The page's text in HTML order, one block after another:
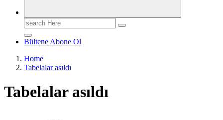
Search
for:
Bültene Abone Ol
Home
Tabelalar asıldı
Tabelalar asıldı